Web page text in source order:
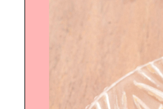
上野スイーツ｜パラダイス